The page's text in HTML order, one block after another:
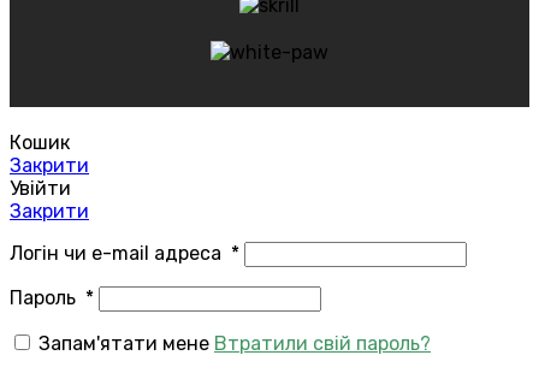
Кошик
Закрити
Увійти
Закрити
Логін чи e-mail адреса *
Пароль *
Запам'ятати мене Втратили свій пароль?